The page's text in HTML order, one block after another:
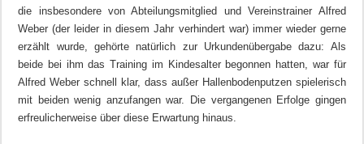
die insbesondere von Abteilungsmitglied und Vereinstrainer Alfred
Weber (der leider in diesem Jahr verhindert war) immer wieder gerne
erzählt wurde, gehörte natürlich zur Urkundenübergabe dazu: Als
beide bei ihm das Training im Kindesalter begonnen hatten, war für
Alfred Weber schnell klar, dass außer Hallenbodenputzen spielerisch
mit beiden wenig anzufangen war. Die vergangenen Erfolge gingen
erfreulicherweise über diese Erwartung hinaus.